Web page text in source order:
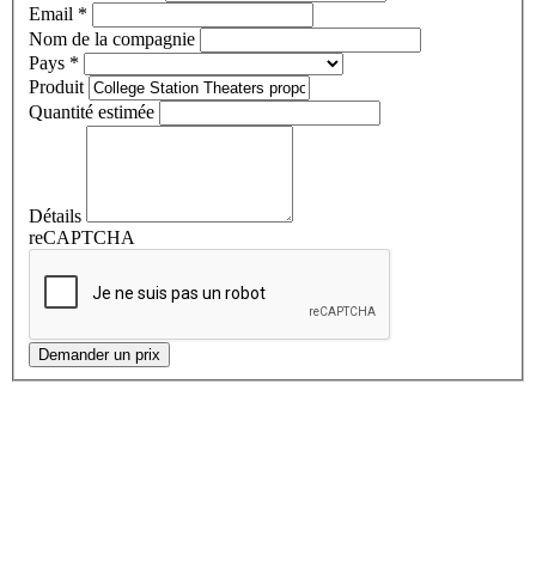
Email *
Nom de la compagnie
Pays *
Produit
Quantité estimée
Détails
reCAPTCHA
Demander un prix